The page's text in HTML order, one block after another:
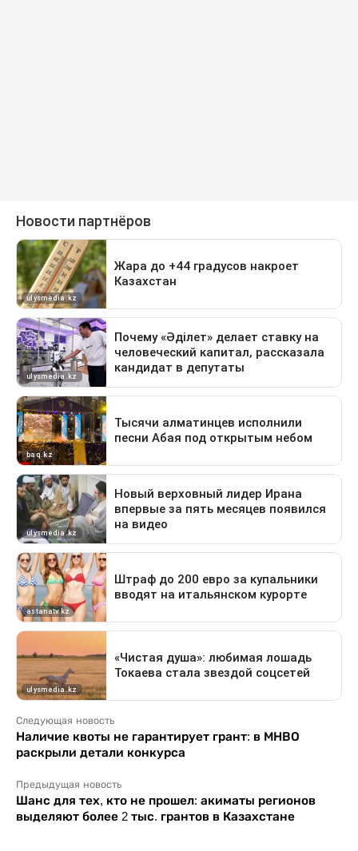
Следующая новость
Наличие квоты не гарантирует грант: в МНВО
раскрыли детали конкурса
Предыдущая новость
Шанс для тех, кто не прошел: акиматы регионов
выделяют более 2 тыс. грантов в Казахстане